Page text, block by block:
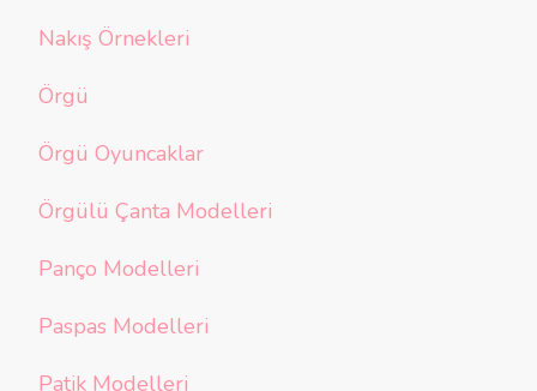
Nakış Örnekleri
Örgü
Örgü Oyuncaklar
Örgülü Çanta Modelleri
Panço Modelleri
Paspas Modelleri
Patik Modelleri